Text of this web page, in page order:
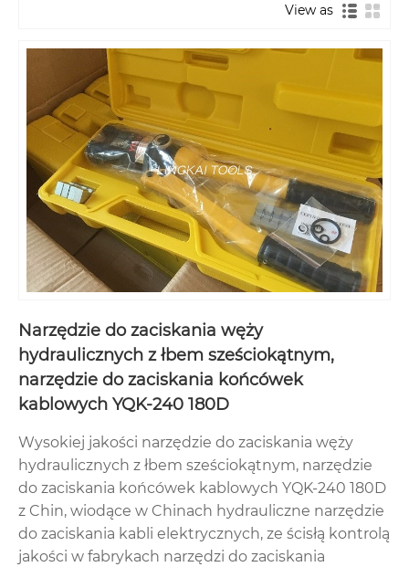
View as
Narzędzie do zaciskania węży
hydraulicznych z łbem sześciokątnym,
narzędzie do zaciskania końcówek
kablowych YQK-240 180D
Wysokiej jakości narzędzie do zaciskania węży
hydraulicznych z łbem sześciokątnym, narzędzie
do zaciskania końcówek kablowych YQK-240 180D
z Chin, wiodące w Chinach hydrauliczne narzędzie
do zaciskania kabli elektrycznych, ze ścisłą kontrolą
jakości w fabrykach narzędzi do zaciskania